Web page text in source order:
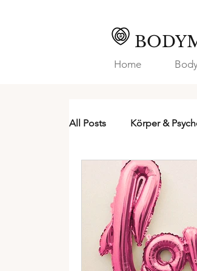
Home
All Posts Körper &